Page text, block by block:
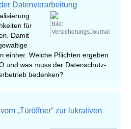
Datenverarbeitung
Bild:
VersicherungsJournal
für
Damit
einher. Welche Pflichten ergeben
und was muss der Datenschutz-
bedenken?
„Türöffner“ zur lukrativen